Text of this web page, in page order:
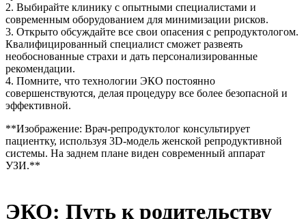
2. Выбирайте клинику с опытными специалистами и
современным оборудованием для минимизации рисков.
3. Открыто обсуждайте все свои опасения с репродуктологом.
Квалифицированный специалист сможет развеять
необоснованные страхи и дать персонализированные
рекомендации.
4. Помните, что технологии ЭКО постоянно
совершенствуются, делая процедуру все более безопасной и
эффективной.
**Изображение: Врач-репродуктолог консультирует
пациентку, используя 3D-модель женской репродуктивной
системы. На заднем плане виден современный аппарат
УЗИ.**
ЭКО: Путь к родительству